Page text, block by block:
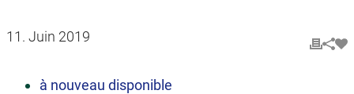
11. Juin 2019
à nouveau disponible